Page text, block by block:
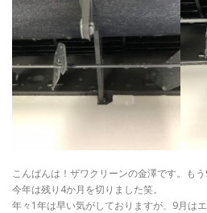
こんばんは！ザワクリーンの金澤です。も
今年は残り4か月を切りました笑。
年々1年は早い気がしておりますが、9月は